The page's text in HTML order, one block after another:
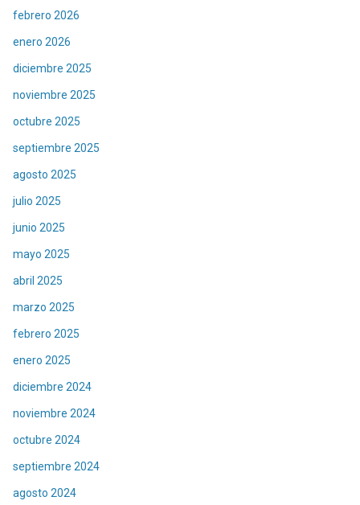
febrero 2026
enero 2026
diciembre 2025
noviembre 2025
octubre 2025
septiembre 2025
agosto 2025
julio 2025
junio 2025
mayo 2025
abril 2025
marzo 2025
febrero 2025
enero 2025
diciembre 2024
noviembre 2024
octubre 2024
septiembre 2024
agosto 2024